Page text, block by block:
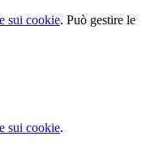
sui cookie. Può gestire le
sui cookie.